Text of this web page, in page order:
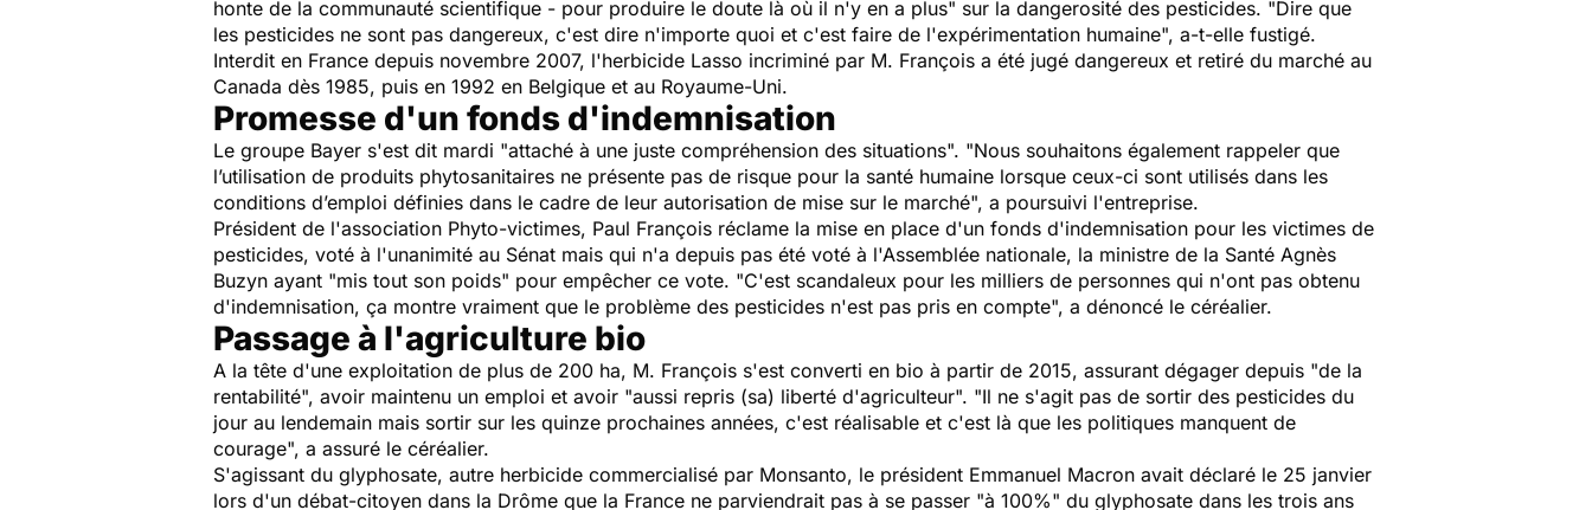
honte de la communauté scientifique - pour produire le doute là où il n'y en a plus" sur la dangerosité des pesticides. "Dire que
les pesticides ne sont pas dangereux, c'est dire n'importe quoi et c'est faire de l'expérimentation humaine", a-t-elle fustigé.
Interdit en France depuis novembre 2007, l'herbicide Lasso incriminé par M. François a été jugé dangereux et retiré du marché au
Canada dès 1985, puis en 1992 en Belgique et au Royaume-Uni.
Promesse d'un fonds d'indemnisation
Le groupe Bayer s'est dit mardi "attaché à une juste compréhension des situations". "Nous souhaitons également rappeler que
l’utilisation de produits phytosanitaires ne présente pas de risque pour la santé humaine lorsque ceux-ci sont utilisés dans les
conditions d’emploi définies dans le cadre de leur autorisation de mise sur le marché", a poursuivi l'entreprise.
Président de l'association Phyto-victimes, Paul François réclame la mise en place d'un fonds d'indemnisation pour les victimes de
pesticides, voté à l'unanimité au Sénat mais qui n'a depuis pas été voté à l'Assemblée nationale, la ministre de la Santé Agnès
Buzyn ayant "mis tout son poids" pour empêcher ce vote. "C'est scandaleux pour les milliers de personnes qui n'ont pas obtenu
d'indemnisation, ça montre vraiment que le problème des pesticides n'est pas pris en compte", a dénoncé le céréalier.
Passage à l'agriculture bio
A la tête d'une exploitation de plus de 200 ha, M. François s'est converti en bio à partir de 2015, assurant dégager depuis "de la
rentabilité", avoir maintenu un emploi et avoir "aussi repris (sa) liberté d'agriculteur". "Il ne s'agit pas de sortir des pesticides du
jour au lendemain mais sortir sur les quinze prochaines années, c'est réalisable et c'est là que les politiques manquent de
courage", a assuré le céréalier.
S'agissant du glyphosate, autre herbicide commercialisé par Monsanto, le président Emmanuel Macron avait déclaré le 25 janvier
lors d'un débat-citoyen dans la Drôme que la France ne parviendrait pas à se passer "à 100%" du glyphosate dans les trois ans